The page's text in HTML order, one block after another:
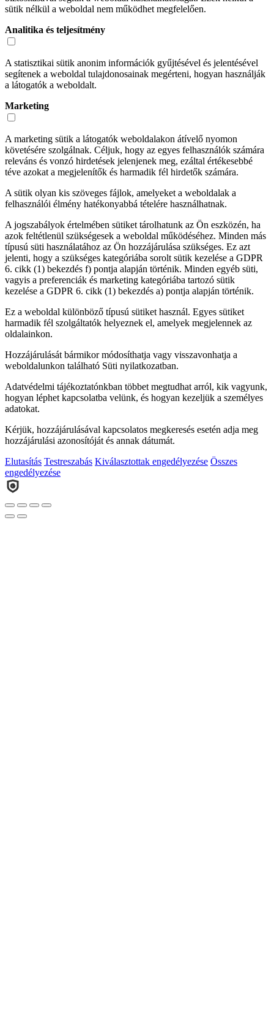
sütik nélkül a weboldal nem működhet megfelelően.
Analitika és teljesítmény
A statisztikai sütik anonim információk gyűjtésével és jelentésével
segítenek a weboldal tulajdonosainak megérteni, hogyan használják
a látogatók a weboldalt.
Marketing
A marketing sütik a látogatók weboldalakon átívelő nyomon
követésére szolgálnak. Céljuk, hogy az egyes felhasználók számára
releváns és vonzó hirdetések jelenjenek meg, ezáltal értékesebbé
téve azokat a megjelenítők és harmadik fél hirdetők számára.
A sütik olyan kis szöveges fájlok, amelyeket a weboldalak a
felhasználói élmény hatékonyabbá tételére használhatnak.
A jogszabályok értelmében sütiket tárolhatunk az Ön eszközén, ha
azok feltétlenül szükségesek a weboldal működéséhez. Minden más
típusú süti használatához az Ön hozzájárulása szükséges. Ez azt
jelenti, hogy a szükséges kategóriába sorolt sütik kezelése a GDPR
6. cikk (1) bekezdés f) pontja alapján történik. Minden egyéb süti,
vagyis a preferenciák és marketing kategóriába tartozó sütik
kezelése a GDPR 6. cikk (1) bekezdés a) pontja alapján történik.
Ez a weboldal különböző típusú sütiket használ. Egyes sütiket
harmadik fél szolgáltatók helyeznek el, amelyek megjelennek az
oldalainkon.
Hozzájárulását bármikor módosíthatja vagy visszavonhatja a
weboldalunkon található Süti nyilatkozatban.
Adatvédelmi tájékoztatónkban többet megtudhat arról, kik vagyunk,
hogyan léphet kapcsolatba velünk, és hogyan kezeljük a személyes
adatokat.
Kérjük, hozzájárulásával kapcsolatos megkeresés esetén adja meg
hozzájárulási azonosítóját és annak dátumát.
Elutasítás Testreszabás Kiválasztottak engedélyezése Összes
engedélyezése